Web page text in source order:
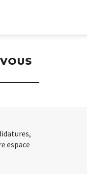
espace